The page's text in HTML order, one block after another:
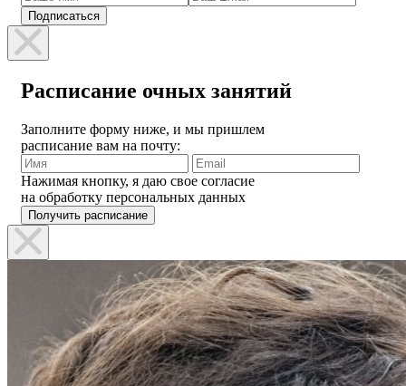
Расписание очных занятий
Заполните форму ниже, и мы пришлем
расписание вам на почту:
Нажимая кнопку, я даю свое согласие
на обработку персональных данных